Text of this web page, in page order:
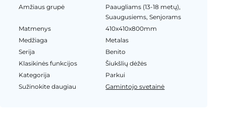
Amžiaus grupė
Paaugliams (13-18 metų),
Suaugusiems, Senjorams
Matmenys
410x410x800mm
Medžiaga
Metalas
Serija
Benito
Klasikinės funkcijos
Šiukšlių dėžės
Kategorija
Parkui
Sužinokite daugiau
Gamintojo svetainė